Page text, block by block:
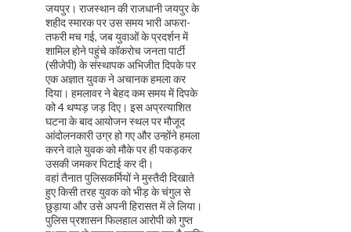
जयपुर। राजस्थान की राजधानी जयपुर के
शहीद स्मारक पर उस समय भारी अफरा-
तफरी मच गई, जब युवाओं के प्रदर्शन में
शामिल होने पहुंचे कॉकरोच जनता पार्टी
(सीजेपी) के संस्थापक अभिजीत दिपके पर
एक अज्ञात युवक ने अचानक हमला कर
दिया। हमलावर ने बेहद कम समय में दिपके
को 4 थप्पड़ जड़ दिए। इस अप्रत्याशित
घटना के बाद आयोजन स्थल पर मौजूद
आंदोलनकारी उग्र हो गए और उन्होंने हमला
करने वाले युवक को मौके पर ही पकड़कर
उसकी जमकर पिटाई कर दी।
वहां तैनात पुलिसकर्मियों ने मुस्तैदी दिखाते
हुए किसी तरह युवक को भीड़ के चंगुल से
छुड़ाया और उसे अपनी हिरासत में ले लिया।
पुलिस प्रशासन फिलहाल आरोपी को गुप्त